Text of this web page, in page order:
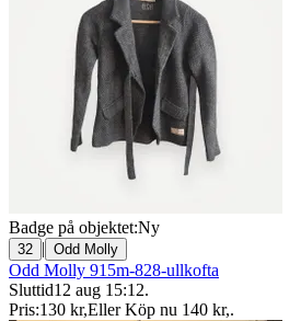
Badge på objektet:Ny
32 | Odd Molly
Odd Molly 915m-828-ullkofta
Sluttid12 aug 15:12.
Pris:130 kr,Eller Köp nu 140 kr,.